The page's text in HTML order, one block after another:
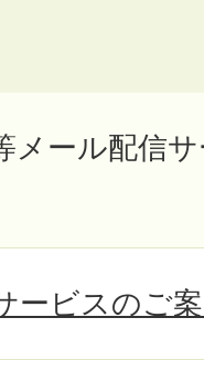
メール配信
ービスのご